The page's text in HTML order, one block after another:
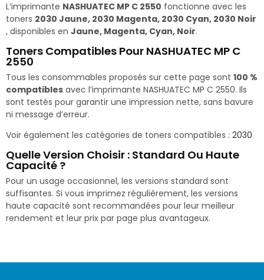
L’imprimante NASHUATEC MP C 2550 fonctionne avec les
toners 2030 Jaune, 2030 Magenta, 2030 Cyan, 2030 Noir
, disponibles en Jaune, Magenta, Cyan, Noir.
Toners Compatibles Pour NASHUATEC MP C
2550
Tous les consommables proposés sur cette page sont 100 %
compatibles avec l’imprimante NASHUATEC MP C 2550. Ils
sont testés pour garantir une impression nette, sans bavure
ni message d’erreur.
Voir également les catégories de toners compatibles : 2030
Quelle Version Choisir : Standard Ou Haute
Capacité ?
Pour un usage occasionnel, les versions standard sont
suffisantes. Si vous imprimez régulièrement, les versions
haute capacité sont recommandées pour leur meilleur
rendement et leur prix par page plus avantageux.